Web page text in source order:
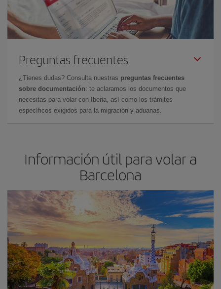
Preguntas frecuentes
¿Tienes dudas? Consulta nuestras preguntas frecuentes
sobre documentación: te aclaramos los documentos que
necesitas para volar con Iberia, así como los trámites
específicos exigidos para la migración y aduanas.
Información útil para volar a
Barcelona